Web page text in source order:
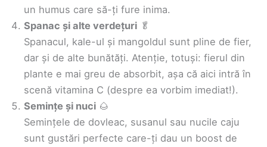
un humus care să-ți fure inima.
Spanac și alte verdețuri 🥬
Spanacul, kale-ul și mangoldul sunt pline de fier,
dar și de alte bunătăți. Atenție, totuși: fierul din
plante e mai greu de absorbit, așa că aici intră în
scenă vitamina C (despre ea vorbim imediat!).
Semințe și nuci 🌰
Semințele de dovleac, susanul sau nucile caju
sunt gustări perfecte care-ți dau un boost de